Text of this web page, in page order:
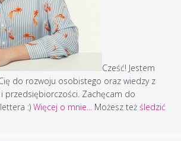
Cześć! Jestem
do rozwoju osobistego oraz wiedzy z
przedsiębiorczości. Zachęcam do
:) Więcej o mnie... Możesz też śledzić